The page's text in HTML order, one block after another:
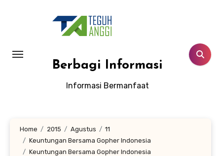
Berbagi Informasi
Informasi Bermanfaat
Home 2015 Agustus
11
Keuntungan Bersama Gopher Indonesia
Keuntungan Bersama Gopher Indonesia